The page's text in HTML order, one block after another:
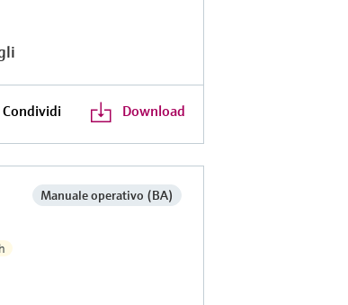
Condividi Download
Manuale operativo (BA)